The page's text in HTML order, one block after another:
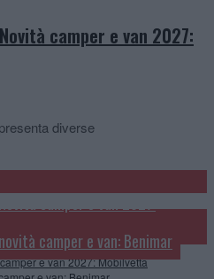
camper e van 2027:
diverse
camper 2027: Carthago
camper, van e caravan:
van 2027: Clever Vans
camper e van 2027:
camper e van: Benimar